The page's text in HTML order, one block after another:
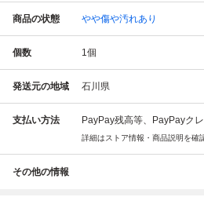
商品の状態 やや傷や汚れあり
個数 1個
発送元の地域 石川県
支払い方法 PayPay残高等、PayPayク
詳細はストア情報・商品説明を確
その他の情報